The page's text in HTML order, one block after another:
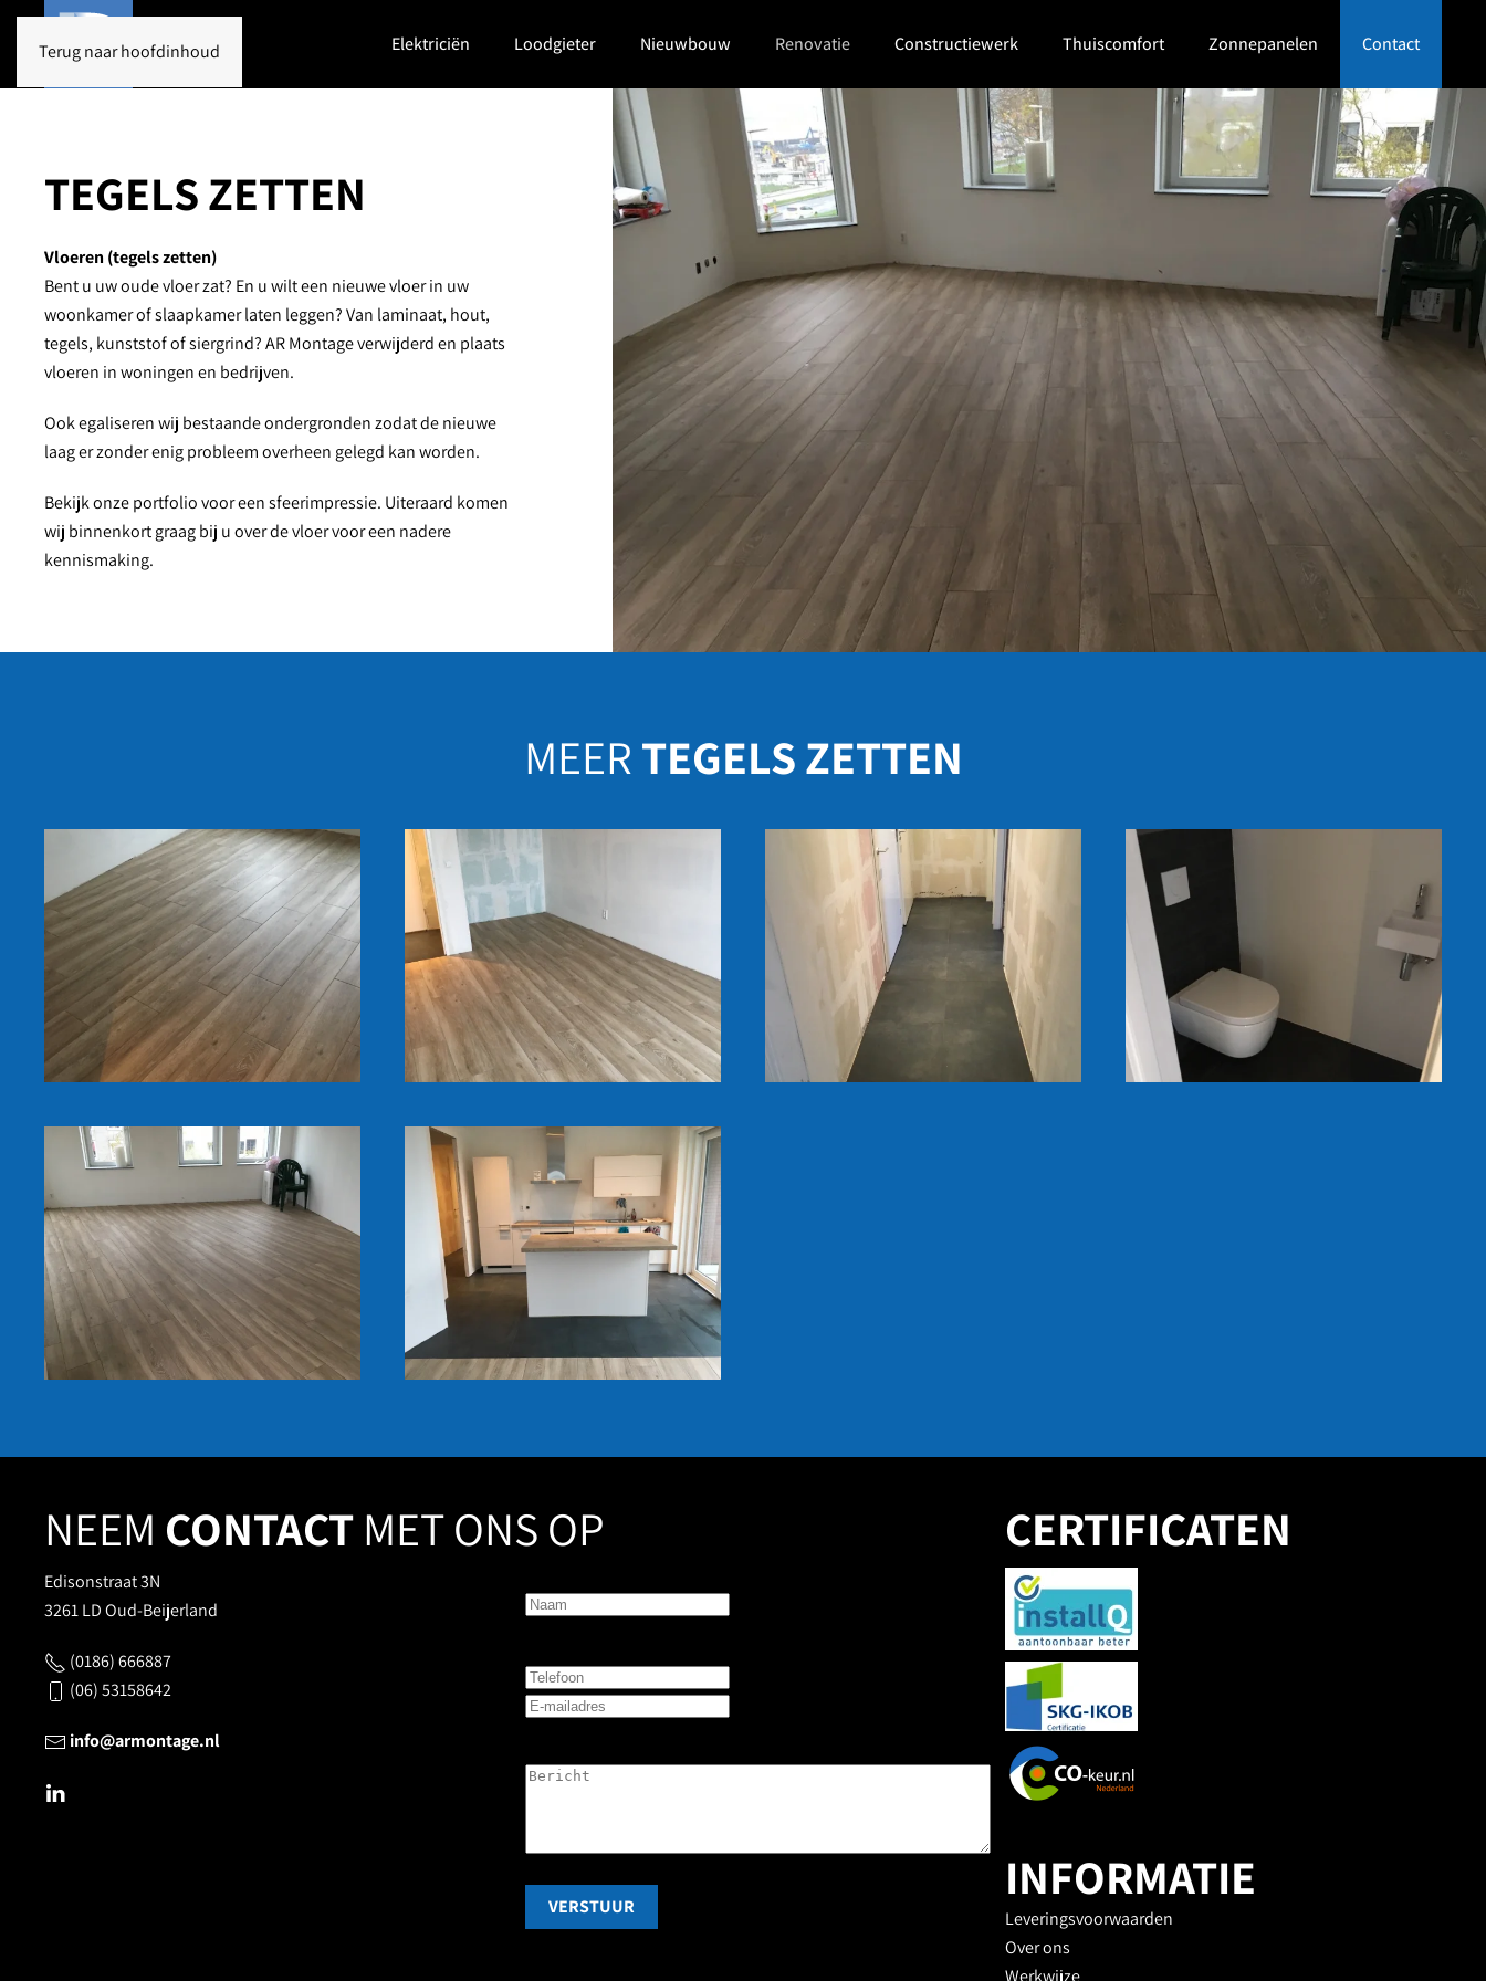
Terug naar hoofdinhoud Elektriciën Loodgieter Nieuwbouw Renovatie Constructiewerk Thuiscomfort Zonnepanelen Contact
TEGELS ZETTEN
Vloeren (tegels zetten)
Bent u uw oude vloer zat? En u wilt een nieuwe vloer in uw
woonkamer of slaapkamer laten leggen? Van laminaat, hout,
tegels, kunststof of siergrind? AR Montage verwijderd en plaats
vloeren in woningen en bedrijven.
Ook egaliseren wij bestaande ondergronden zodat de nieuwe
laag er zonder enig probleem overheen gelegd kan worden.
Bekijk onze portfolio voor een sfeerimpressie. Uiteraard komen
wij binnenkort graag bij u over de vloer voor een nadere
kennismaking.
MEERTEGELS ZETTEN
NEEM CONTACT MET ONS OP CERTIFICATEN
Edisonstraat 3N
3261 LD Oud-Beijerland
(0186) 666887
(06) 53158642
info@armontage.nl
VERSTUUR INFORMATIE
Leveringsvoorwaarden
Over ons
Werkwijze